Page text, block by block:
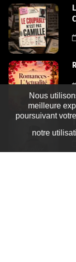
Nous
meilleure
poursuivant
notre